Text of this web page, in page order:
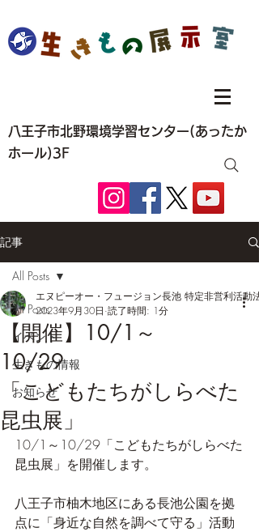
八王子市北野環境学習センター(あったか
ホール)3F
記事
All Posts
イベント
生きもの情報
お知らせ
All Posts
【開催】10/1～
10/29
「こどもたちがしらべた
昆虫展」
エヌピーオー・フュージョン長池 特定非営利活動法
2023年9月30日 読了時間: 1分
10/1～10/29「こどもたちがしらべた
昆虫展」を開催します。
八王子市柚木地区にある長池公園を拠
点に「身近な自然を調べて守る」活動